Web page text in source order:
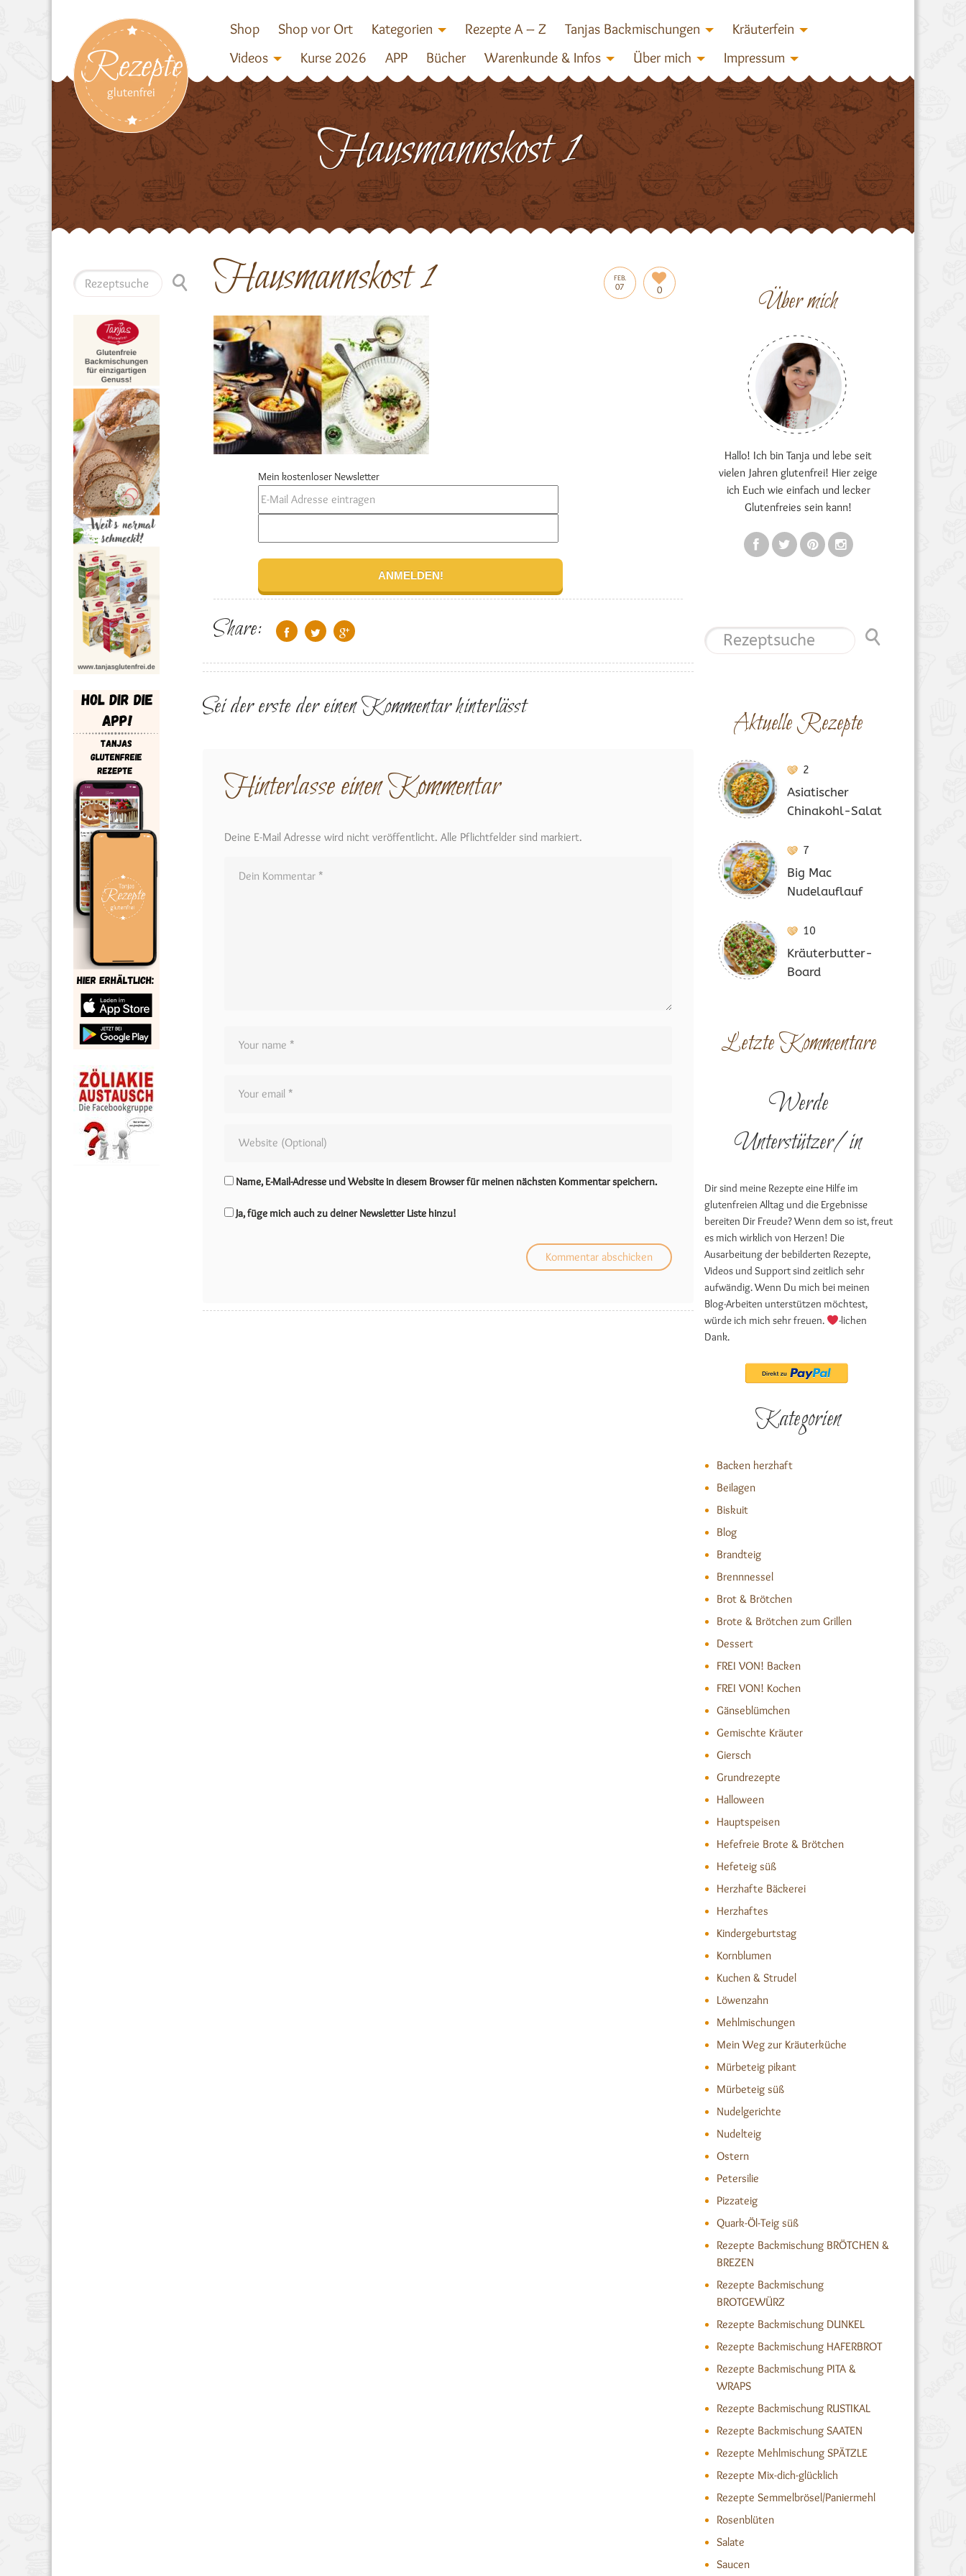
Rezepte
glutenfrei
Shop Shop vor Ort Kategorien Rezepte A – Z Tanjas Backmischungen
Kräuterfein
Videos
Kurse 2026 APP Bücher Warenkunde & Infos Über mich Impressum
Hausmannskost 1
FEB.
07 0
Hausmannskost 1
Mein kostenloser Newsletter
Share:
Sei der erste der einen Kommentar hinterlässt
Hinterlasse einen Kommentar
Deine E-Mail Adresse wird nicht veröffentlicht. Alle Pflichtfelder sind markiert.
Name, E-Mail-Adresse und Website in diesem Browser für meinen nächsten Kommentar speichern.
Ja, füge mich auch zu deiner Newsletter Liste hinzu!
Über mich
Hallo! Ich bin Tanja und lebe seit
vielen Jahren glutenfrei! Hier zeige
ich Euch wie einfach und lecker
Glutenfreies sein kann!
Aktuelle Rezepte
2
Asiatischer
Chinakohl-Salat
7
Big Mac
Nudelauflauf
10
Kräuterbutter-
Board
Letzte Kommentare
Werde
Unterstützer/in
Dir sind meine Rezepte eine Hilfe im
glutenfreien Alltag und die Ergebnisse
bereiten Dir Freude? Wenn dem so ist, freut
es mich wirklich von Herzen! Die
Ausarbeitung der bebilderten Rezepte,
Videos und Support sind zeitlich sehr
aufwändig. Wenn Du mich bei meinen
Blog-Arbeiten unterstützen möchtest,
würde ich mich sehr freuen.
-lichen
Dank.
Kategorien
Backen herzhaft
Beilagen
Biskuit
Blog
Brandteig
Brennnessel
Brot & Brötchen
Brote & Brötchen zum Grillen
Dessert
FREI VON! Backen
FREI VON! Kochen
Gänseblümchen
Gemischte Kräuter
Giersch
Grundrezepte
Halloween
Hauptspeisen
Hefefreie Brote & Brötchen
Hefeteig süß
Herzhafte Bäckerei
Herzhaftes
Kindergeburtstag
Kornblumen
Kuchen & Strudel
Löwenzahn
Mehlmischungen
Mein Weg zur Kräuterküche
Mürbeteig pikant
Mürbeteig süß
Nudelgerichte
Nudelteig
Ostern
Petersilie
Pizzateig
Quark-Öl-Teig süß
Rezepte Backmischung BRÖTCHEN &
BREZEN
Rezepte Backmischung
BROTGEWÜRZ
Rezepte Backmischung DUNKEL
Rezepte Backmischung HAFERBROT
Rezepte Backmischung PITA &
WRAPS
Rezepte Backmischung RUSTIKAL
Rezepte Backmischung SAATEN
Rezepte Mehlmischung SPÄTZLE
Rezepte Mix-dich-glücklich
Rezepte Semmelbrösel/Paniermehl
Rosenblüten
Salate
Saucen